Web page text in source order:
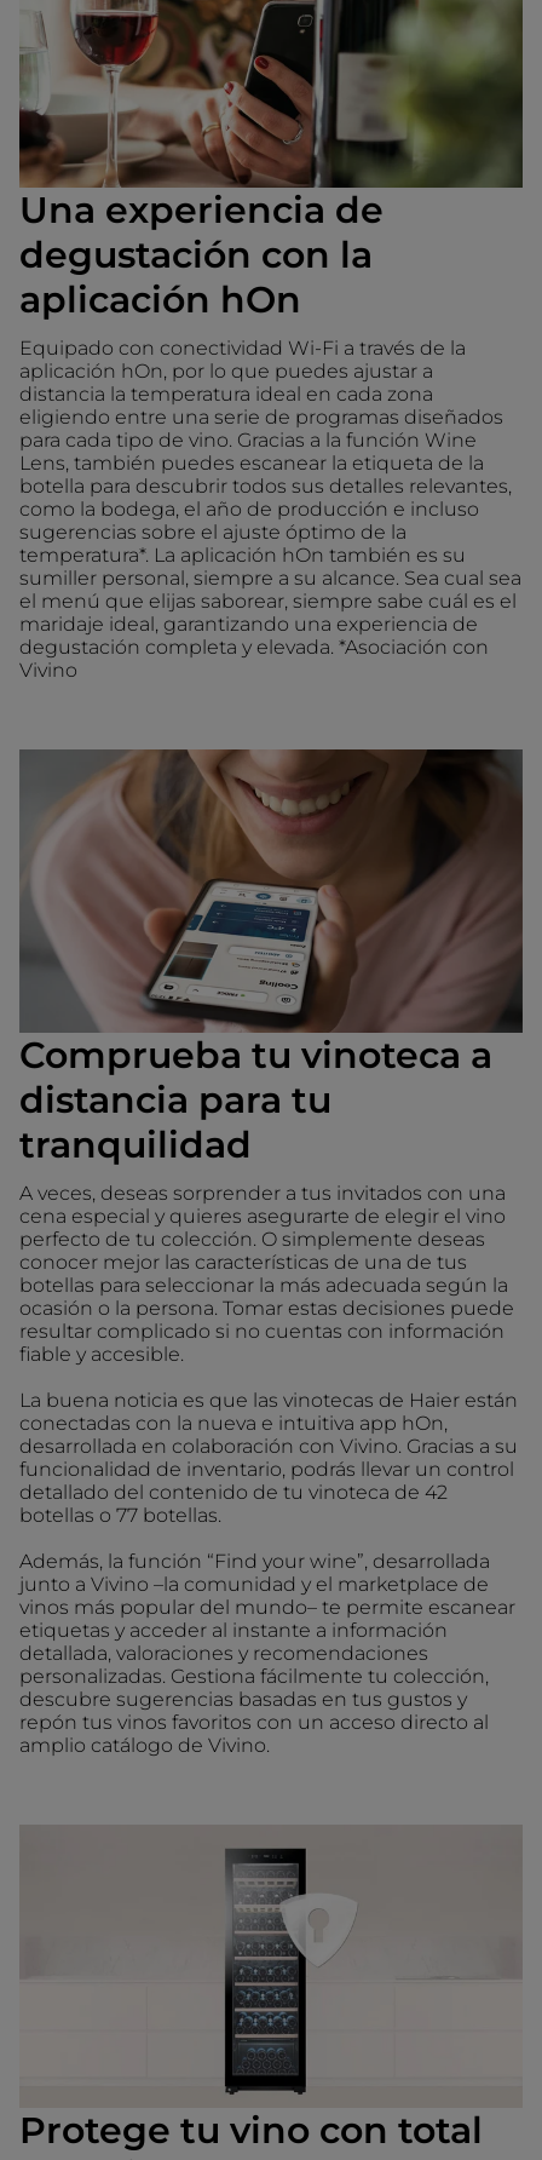
Una experiencia de
degustación con la
aplicación hOn
Equipado con conectividad Wi-Fi a través de la
aplicación hOn, por lo que puedes ajustar a
distancia la temperatura ideal en cada zona
eligiendo entre una serie de programas diseñados
para cada tipo de vino. Gracias a la función Wine
Lens, también puedes escanear la etiqueta de la
botella para descubrir todos sus detalles relevantes,
como la bodega, el año de producción e incluso
sugerencias sobre el ajuste óptimo de la
temperatura*. La aplicación hOn también es su
sumiller personal, siempre a su alcance. Sea cual sea
el menú que elijas saborear, siempre sabe cuál es el
maridaje ideal, garantizando una experiencia de
degustación completa y elevada. *Asociación con
Vivino
Comprueba tu vinoteca a
distancia para tu
tranquilidad
A veces, deseas sorprender a tus invitados con una
cena especial y quieres asegurarte de elegir el vino
perfecto de tu colección. O simplemente deseas
conocer mejor las características de una de tus
botellas para seleccionar la más adecuada según la
ocasión o la persona. Tomar estas decisiones puede
resultar complicado si no cuentas con información
fiable y accesible.
La buena noticia es que las vinotecas de Haier están
conectadas con la nueva e intuitiva app hOn,
desarrollada en colaboración con Vivino. Gracias a su
funcionalidad de inventario, podrás llevar un control
detallado del contenido de tu vinoteca de 42
botellas o 77 botellas.
Además, la función “Find your wine”, desarrollada
junto a Vivino –la comunidad y el marketplace de
vinos más popular del mundo– te permite escanear
etiquetas y acceder al instante a información
detallada, valoraciones y recomendaciones
personalizadas. Gestiona fácilmente tu colección,
descubre sugerencias basadas en tus gustos y
repón tus vinos favoritos con un acceso directo al
amplio catálogo de Vivino.
Protege tu vino con total